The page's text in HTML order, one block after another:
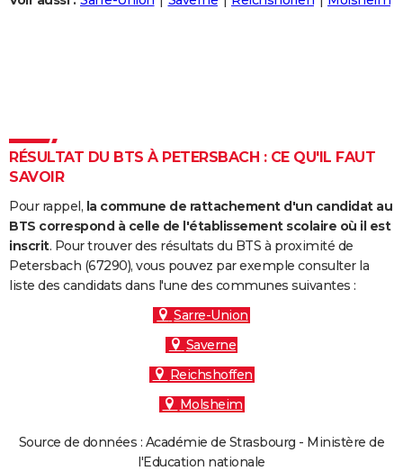
Carte de Noël
Carte Bonne année
Carte Saint-Valentin
Carte Pâques
Carte d'anniversaire
Dictionnaire
Biographies
Citations
Expressions
Proverbes
PROGRAMME TV
COPAINS D'AVANT
S'inscrire
Se connecter
Lycées
Collèges
Primaires
Universités
Entreprises
Service militaire
Avis de recherche
AVIS DE DÉCÈS
RÉSULTAT DU BTS À PETERSBACH : CE QU'IL FAUT
SAVOIR
Pour rappel, la commune de rattachement d'un candidat au
BTS correspond à celle de l'établissement scolaire où il est
inscrit. Pour trouver des résultats du BTS à proximité de
Petersbach (67290), vous pouvez par exemple consulter la
liste des candidats dans l'une des communes suivantes :
Sarre-Union
Saverne
Reichshoffen
Molsheim
Source de données : Académie de Strasbourg - Ministère de
l'Education nationale